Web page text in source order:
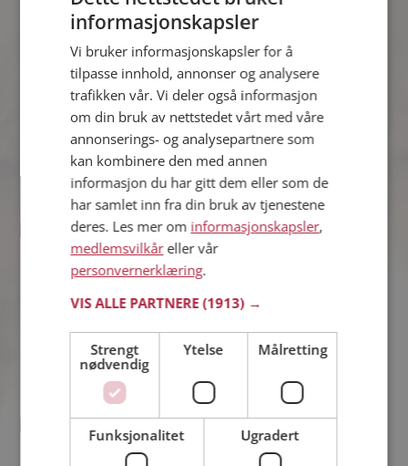
Martin
36 år fra Kongsberg i Buskerud
Søker kvinne 25 - 39 år
Du kan chatte live med Martin og alle
de andre single hvis du er medlem på
Møteplassen. Det er raskt og enkelt å
bli medlem.
Håkon
37 år fra Kongsberg i Buskerud
Søker kvinne 22 - 46 år
Tror du Håkon har et fotoalbum på
Det finnes tusener av fotoalbum med
Aleks
44 år fra Kongsberg i Buskerud
informasjonskapsler
Vi bruker informasjonskapsler for å
tilpasse innhold, annonser og analysere
trafikken vår. Vi deler også informasjon
om din bruk av nettstedet vårt med våre
annonserings- og analysepartnere som
kan kombinere den med annen
informasjon du har gitt dem eller som de
har samlet inn fra din bruk av tjenestene
deres. Les mer om informasjonskapsler,
medlemsvilkåreller vår
personvernerklæring.
VIS ALLE PARTNERE(1913) →
Strengt
nødvendig
Ytelse Målretting
Funksjonalitet Ugradert